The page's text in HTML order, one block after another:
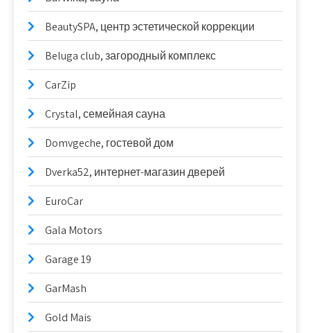
BeautySPA, центр эстетической коррекции
Beluga club, загородный комплекс
CarZip
Crystal, семейная сауна
Domvgeche, гостевой дом
Dverka52, интернет-магазин дверей
EuroCar
Gala Motors
Garage 19
GarMash
Gold Mais